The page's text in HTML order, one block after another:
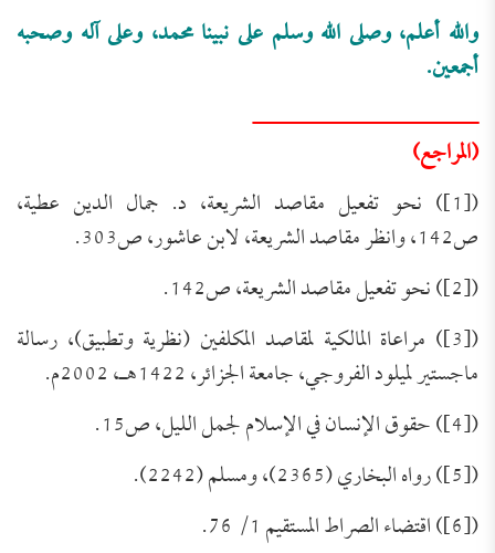
والله أعلم، وصلى الله وسلم على نبينا محمد، وعلى آله وصحبه
أجمعين.
ــــــــــــــــــــــــــــــــــ
(المراجع)
([1]) نحو تفعيل مقاصد الشريعة، د. جمال الدين عطية،
ص142، وانظر مقاصد الشريعة، لابن عاشور، ص303.
([2]) نحو تفعيل مقاصد الشريعة، ص142.
([3]) مراعاة المالكية لمقاصد المكلفين (نظرية وتطبيق)، رسالة
ماجستير لميلود الفروجي، جامعة الجزائر، 1422هـ، 2002م.
([4]) حقوق الإنسان في الإسلام لجمل الليل، ص15.
([5]) رواه البخاري (2365)، ومسلم (2242).
([6]) اقتضاء الصراط المستقيم 1/ 76.